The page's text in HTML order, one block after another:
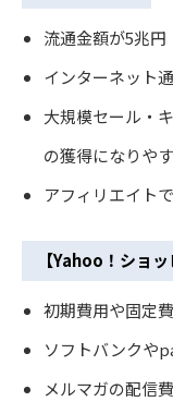
流通金額が5兆円
インターネット
大規模セール・
の獲得になりや
アフィリエイト
【Yahoo！ショッ
初期費用や固定
ソフトバンクや
メルマガの配信